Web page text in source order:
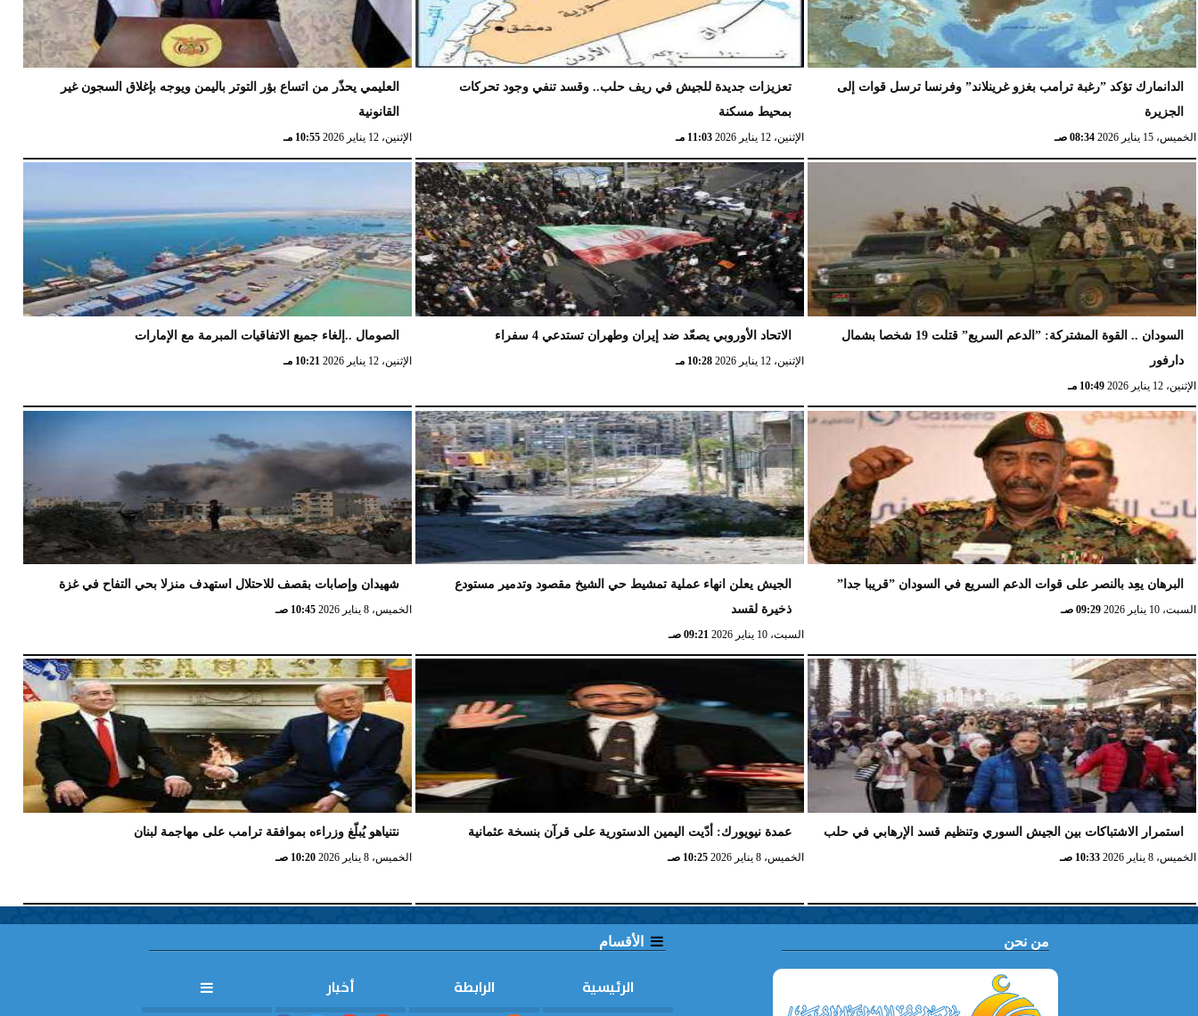
الدانمارك تؤكد ”رغبة ترامب بغزو غرينلاند” وفرنسا ترسل قوات إلى
الجزيرة
الخميس، 15 يناير 2026 08:34 صـ
تعزيزات جديدة للجيش في ريف حلب.. وقسد تنفي وجود تحركات
بمحيط مسكنة
الإثنين، 12 يناير 2026 11:03 مـ
العليمي يحذّر من اتساع بؤر التوتر باليمن ويوجه بإغلاق السجون غير
القانونية
الإثنين، 12 يناير 2026 10:55 مـ
السودان .. القوة المشتركة: ”الدعم السريع” قتلت 19 شخصا بشمال
دارفور
الإثنين، 12 يناير 2026 10:49 مـ
الاتحاد الأوروبي يصعّد ضد إيران وطهران تستدعي 4 سفراء
الإثنين، 12 يناير 2026 10:28 مـ
الصومال ..إلغاء جميع الاتفاقيات المبرمة مع الإمارات
الإثنين، 12 يناير 2026 10:21 مـ
البرهان يعِد بالنصر على قوات الدعم السريع في السودان ”قريبا جدا”
السبت، 10 يناير 2026 09:29 صـ
الجيش يعلن انهاء عملية تمشيط حي الشيخ مقصود وتدمير مستودع
ذخيرة لقسد
السبت، 10 يناير 2026 09:21 صـ
شهيدان وإصابات بقصف للاحتلال استهدف منزلا بحي التفاح في غزة
الخميس، 8 يناير 2026 10:45 صـ
استمرار الاشتباكات بين الجيش السوري وتنظيم قسد الإرهابي في حلب
الخميس، 8 يناير 2026 10:33 صـ
عمدة نيويورك: أدّيت اليمين الدستورية على قرآن بنسخة عثمانية
الخميس، 8 يناير 2026 10:25 صـ
نتنياهو يُبلّغ وزراءه بموافقة ترامب على مهاجمة لبنان
الخميس، 8 يناير 2026 10:20 صـ
من نحن الأقسام
الرئيسية الرابطة أخبار